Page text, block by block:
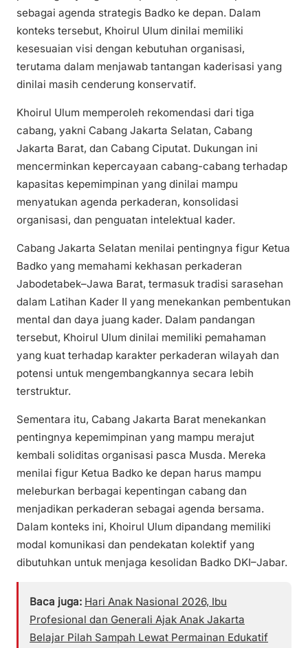
sebagai agenda strategis Badko ke depan. Dalam
konteks tersebut, Khoirul Ulum dinilai memiliki
kesesuaian visi dengan kebutuhan organisasi,
terutama dalam menjawab tantangan kaderisasi yang
dinilai masih cenderung konservatif.
Khoirul Ulum memperoleh rekomendasi dari tiga
cabang, yakni Cabang Jakarta Selatan, Cabang
Jakarta Barat, dan Cabang Ciputat. Dukungan ini
mencerminkan kepercayaan cabang-cabang terhadap
kapasitas kepemimpinan yang dinilai mampu
menyatukan agenda perkaderan, konsolidasi
organisasi, dan penguatan intelektual kader.
Cabang Jakarta Selatan menilai pentingnya figur Ketua
Badko yang memahami kekhasan perkaderan
Jabodetabek–Jawa Barat, termasuk tradisi sarasehan
dalam Latihan Kader II yang menekankan pembentukan
mental dan daya juang kader. Dalam pandangan
tersebut, Khoirul Ulum dinilai memiliki pemahaman
yang kuat terhadap karakter perkaderan wilayah dan
potensi untuk mengembangkannya secara lebih
terstruktur.
Sementara itu, Cabang Jakarta Barat menekankan
pentingnya kepemimpinan yang mampu merajut
kembali soliditas organisasi pasca Musda. Mereka
menilai figur Ketua Badko ke depan harus mampu
meleburkan berbagai kepentingan cabang dan
menjadikan perkaderan sebagai agenda bersama.
Dalam konteks ini, Khoirul Ulum dipandang memiliki
modal komunikasi dan pendekatan kolektif yang
dibutuhkan untuk menjaga kesolidan Badko DKI–Jabar.
Baca juga: Hari Anak Nasional 2026, Ibu
Profesional dan Generali Ajak Anak Jakarta
Belajar Pilah Sampah Lewat Permainan Edukatif